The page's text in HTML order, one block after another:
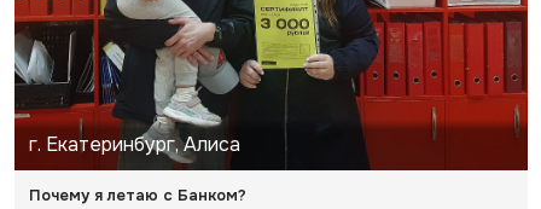
г. Екатеринбург, Алиса
Почему я летаю с Банком?